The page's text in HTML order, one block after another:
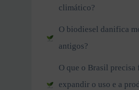
climático?
O biodiesel danifica
antigos?
O que o Brasil precisa
expandir o uso e a